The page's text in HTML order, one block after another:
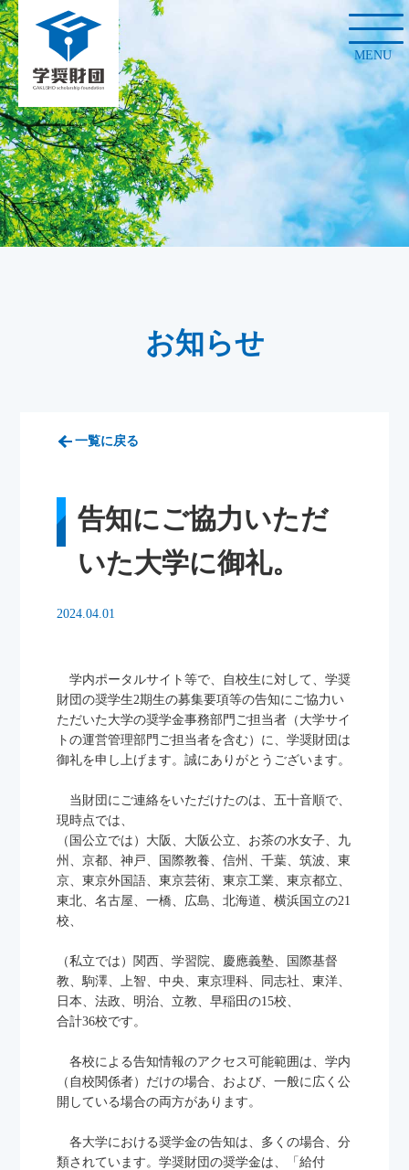
MENU
トップページ
お知らせ一覧
奨学生のメッセージ
社会人（関係者）のメッセージ
募集要項
応募ログインと新規登録
よくあるご質問（FAQ）
寄付や協賛のお願い
お問い合わせ
選考結果の開示
お知らせ
一覧に戻る
告知にご協力いただ
いた大学に御礼。
2024.04.01
学内ポータルサイト等で、自校生に対して、学奨
財団の奨学生2期生の募集要項等の告知にご協力い
ただいた大学の奨学金事務部門ご担当者（大学サイ
トの運営管理部門ご担当者を含む）に、学奨財団は
御礼を申し上げます。誠にありがとうございます。
当財団にご連絡をいただけたのは、五十音順で、
現時点では、
（国公立では）大阪、大阪公立、お茶の水女子、九
州、京都、神戸、国際教養、信州、千葉、筑波、東
京、東京外国語、東京芸術、東京工業、東京都立、
東北、名古屋、一橋、広島、北海道、横浜国立の21
校、
（私立では）関西、学習院、慶應義塾、国際基督
教、駒澤、上智、中央、東京理科、同志社、東洋、
日本、法政、明治、立教、早稲田の15校、
合計36校です。
各校による告知情報のアクセス可能範囲は、学内
（自校関係者）だけの場合、および、一般に広く公
開している場合の両方があります。
各大学における奨学金の告知は、多くの場合、分
類されています。学奨財団の奨学金は、「給付